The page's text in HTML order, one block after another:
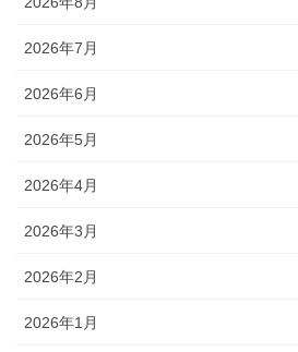
2026年7月
2026年6月
2026年5月
2026年4月
2026年3月
2026年2月
2026年1月